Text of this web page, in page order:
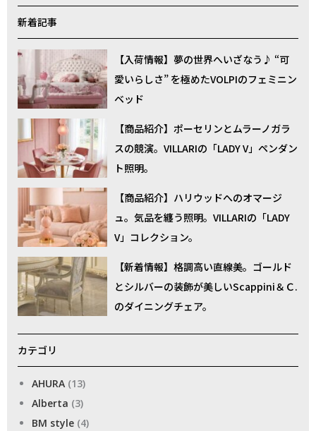
新着記事
【入荷情報】夢の世界へいざなう♪ “可
愛いらしさ” を極めたVOLPIのフェミニン
ベッド
【商品紹介】ポーセリンとムラーノガラ
スの競演。VILLARIの「LADY V」ペンダン
ト照明。
【商品紹介】ハリウッドへのオマージ
ュ。気品を纏う照明。VILLARIの「LADY
V」コレクション。
【新着情報】格調高い直線美。ゴールド
とシルバーの装飾が美しいScappini＆Ｃ.
のダイニングチェア。
カテゴリ
AHURA (13)
Alberta (3)
BM style (4)